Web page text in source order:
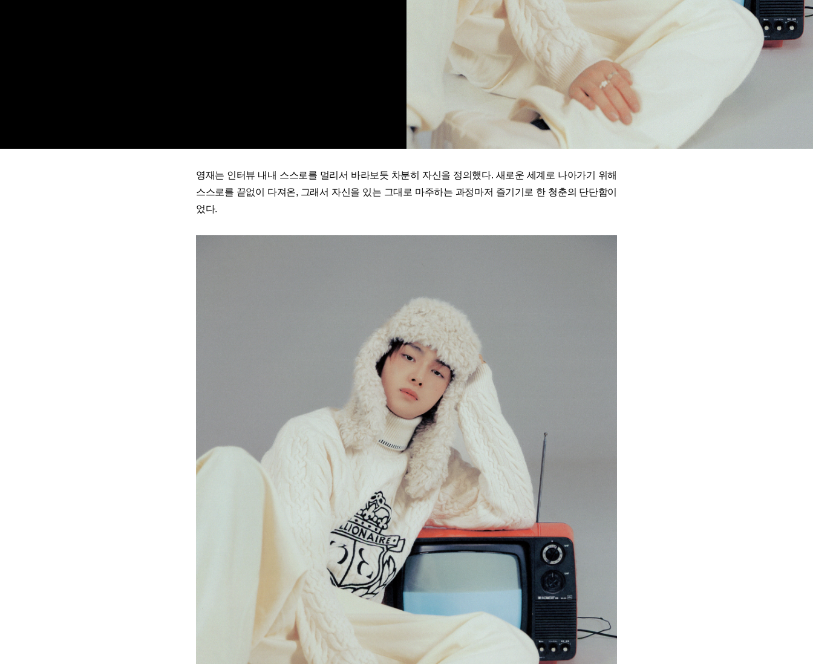
영재는 인터뷰 내내 스스로를 멀리서 바라보듯 차분히 자신을 정의했다. 새로운 세계로 나아가기 위해
스스로를 끝없이 다져온, 그래서 자신을 있는 그대로 마주하는 과정마저 즐기기로 한 청춘의 단단함이
었다.